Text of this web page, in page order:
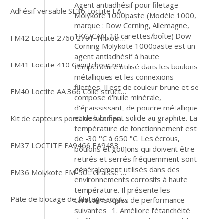
Adhésif versable SL36 Loctite EA3472 pour le moulage dans les zones difficiles d'accès
FM42 Loctite 2760 2701 Thixotrope, haute résistance, durcissement rapide, applications lourdes, frein-filet
FM41 Loctite 410 Caoutchouc noir renforcé monocomposant, durcissement à température ambiante, adhésif instantané pour combler les espaces
FM40 Loctite AA 366 Colle structurelle à polymérisation UV Adhésif à fixation rapide à viscosité moyenne
Kit de capteurs portables compatibles Bluetooth FM38 CMDT391 QuickCollect
FM37 LOCTITE EA9466 EA9483 50ML Adhésif époxy à liaison structurelle en 2 parties, jaunâtre
FM36 Molykote EM-50L Graisse synthétique blanche pour pièces en plastique 1KG CAN
Pâte de blocage de filetage acrylique FM35 LOCTITE 2422, ester diméthacrylate, traitement anaérobie bleu
Agent antiadhésif pour filetage
Molykote 1000paste (Modèle 1000,
marque : Dow Corning, Allemagne,
1KG/CAN, 10 canettes/boîte) Dow
Corning Molykote 1000paste est un
agent antiadhésif à haute
température utilisé dans les boulons
métalliques et les connexions
filetées. Il est de couleur brune et se
compose d'huile minérale,
d'épaississant, de poudre métallique
et de lubrifiant solide au graphite. La
température de fonctionnement est
de -30 °C à 650 °C. Les écrous,
boulons et goujons qui doivent être
retirés et serrés fréquemment sont
généralement utilisés dans des
environnements corrosifs à haute
température. Il présente les
caractéristiques de performance
suivantes : 1. Améliore l'étanchéité